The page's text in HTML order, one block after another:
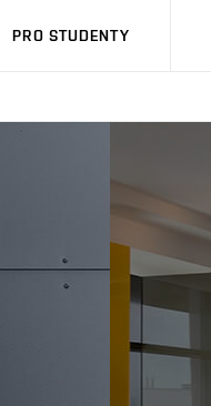
PRO STUDENTY